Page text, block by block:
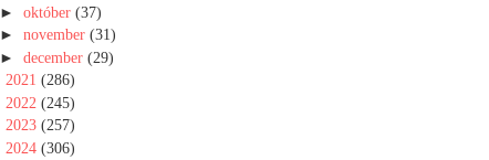
►október(37)
►november(31)
►december(29)
2021 (286)
2022 (245)
2023 (257)
2024 (306)